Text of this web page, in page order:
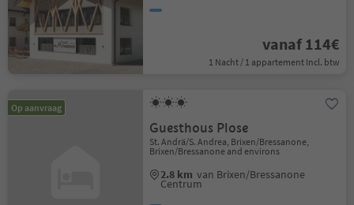
vanaf 114€
1 Nacht / 1 appartement Incl. btw
Op aanvraag
Guesthous Plose
St. Andrä/S. Andrea, Brixen/Bressanone,
Brixen/Bressanone and environs
2.8 km van Brixen/Bressanone
Centrum